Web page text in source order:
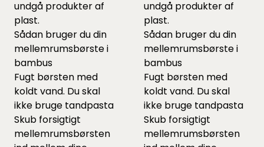
undgå produkter af
plast.
Sådan bruger du din
mellemrumsbørste i
bambus
Fugt børsten med
koldt vand. Du skal
ikke bruge tandpasta
Skub forsigtigt
mellemrumsbørsten
undgå produkter af
plast.
Sådan bruger du din
mellemrumsbørste i
bambus
Fugt børsten med
koldt vand. Du skal
ikke bruge tandpasta
Skub forsigtigt
mellemrumsbørsten